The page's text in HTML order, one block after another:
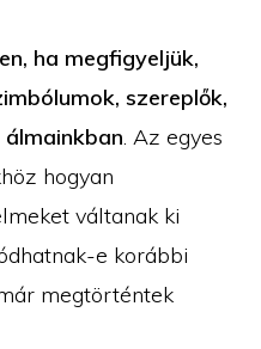
ha megfigyeljük,
szereplők,
álmainkban. Az egyes
hogyan
váltanak ki
e korábbi
megtörténtek